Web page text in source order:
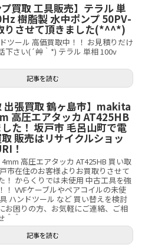
プ買取 工具販売】テラル 単
樹脂製 水中ポンプ 50PV-
りさせて頂きました(*^^*)
ツール 高価買取中！！ お見積りだけ
下さい(´艸｀*) テラル 単相 100v
記事を読む
出張買取 鶴ヶ島市】makita
高圧エアタッカ AT425HB
た！ 坂戸市 毛呂山町で電
販売はリサイクルショッ
！
高圧エアタッカ AT425HB 買い取
市在住のお客様よりお買取りさせて
！ からくりでは未使用 中古工具を強
！ VVFケーブルやペアコイルの未使
ハンドツール など 買い替えを検討
お困りの方、お気軽にご連絡、ご相
＾＾
記事を読む